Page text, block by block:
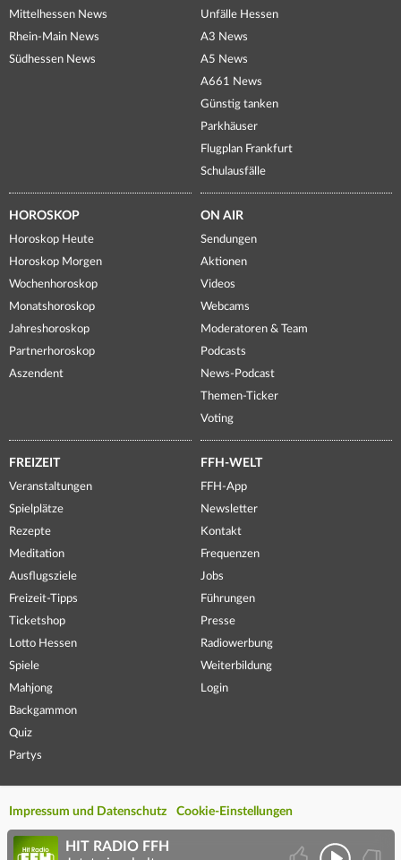
Mittelhessen News
Rhein-Main News
Südhessen News
Unfälle Hessen
A3 News
A5 News
A661 News
Günstig tanken
Parkhäuser
Flugplan Frankfurt
Schulausfälle
HOROSKOP
Horoskop Heute
Horoskop Morgen
Wochenhoroskop
Monatshoroskop
Jahreshoroskop
Partnerhoroskop
Aszendent
ON AIR
Sendungen
Aktionen
Videos
Webcams
Moderatoren & Team
Podcasts
News-Podcast
Themen-Ticker
Voting
FREIZEIT
Veranstaltungen
Spielplätze
Rezepte
Meditation
Ausflugsziele
Freizeit-Tipps
Ticketshop
Lotto Hessen
Spiele
Mahjong
Backgammon
Quiz
Partys
FFH-WELT
FFH-App
Newsletter
Kontakt
Frequenzen
Jobs
Führungen
Presse
Radiowerbung
Weiterbildung
Login
Impressum und Datenschutz Cookie-Einstellungen
HIT RADIO FFH